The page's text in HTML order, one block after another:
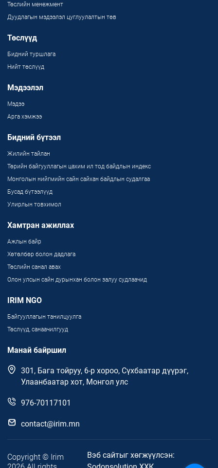
Төслийн менежмент
Дуудлагын мэдээлэл цуглуулалтын төв
Төслүүд
Бидний туршлага
Нийт төслүүд
Мэдээлэл
Мэдээ
Арга хэмжээ
Бидний бүтээл
Жилийн тайлан
Төрийн байгууллагын цахим ил тод байдлын индекс
Монголын нийгмийн сайн сайхан байдлын судалгаа
Бусад бүтээлүүд
Улирлын товхимол
Хамтран ажиллах
Ажлын байр
Хөтөлбөр болон дадлага
Төслийн санал авах
Олон улсын сайн дурынхан болон залуу судлаачид
IRIM NGO
Байгууллагын танилцуулга
Төслүүд, санаачилгууд
Манай байршил
301, Бага тойруу, 6-р хороо, Сүхбаатар дүүрэг,
Улаанбаатар хот, Монгол улс
976-70117101
contact@irim.mn
Copyright © Irim
Вэб сайтыг хөгжүүлсэн: